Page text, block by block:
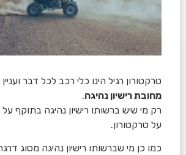
טרקטורון רגיל הינו כלי רכב לכל דבר ועניין
מחובת רישיון נהיגה.
רק מי שיש ברשותו רישיון נהיגה בתוקף על
על טרקטורון.